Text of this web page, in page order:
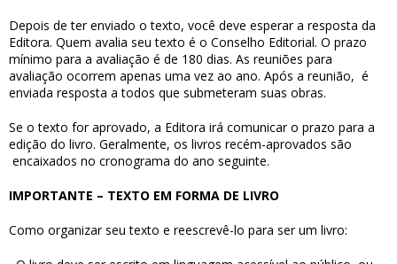
Depois de ter enviado o texto, você deve esperar a resposta da
Editora. Quem avalia seu texto é o Conselho Editorial. O prazo
mínimo para a avaliação é de 180 dias. As reuniões para
avaliação ocorrem apenas uma vez ao ano. Após a reunião, é
enviada resposta a todos que submeteram suas obras.
Se o texto for aprovado, a Editora irá comunicar o prazo para a
edição do livro. Geralmente, os livros recém-aprovados são
encaixados no cronograma do ano seguinte.
IMPORTANTE – TEXTO EM FORMA DE LIVRO
Como organizar seu texto e reescrevê-lo para ser um livro: